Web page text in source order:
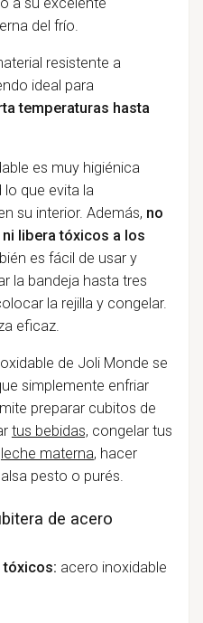
del frío.
resistente a
ideal para
temperaturas hasta
es muy higiénica
lo que evita la
su interior. Además, no
libera tóxicos a los
es fácil de usar y
la bandeja hasta tres
la rejilla y congelar.
eficaz.
de Joli Monde se
simplemente enfriar
preparar cubitos de
tus bebidas, congelar tus
leche materna, hacer
pesto o purés.
de acero
tóxicos: acero inoxidable